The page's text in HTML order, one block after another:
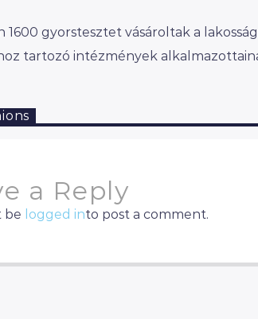
1600 gyorstesztet vásároltak a
tartozó intézmények
a Reply
be logged into post a comment.